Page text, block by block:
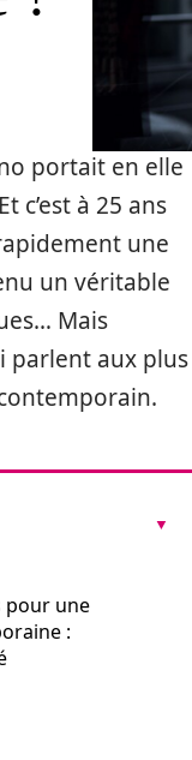
portait en elle
c’est à 25 ans
une
un véritable
Mais
parlent aux plus
pour une
: